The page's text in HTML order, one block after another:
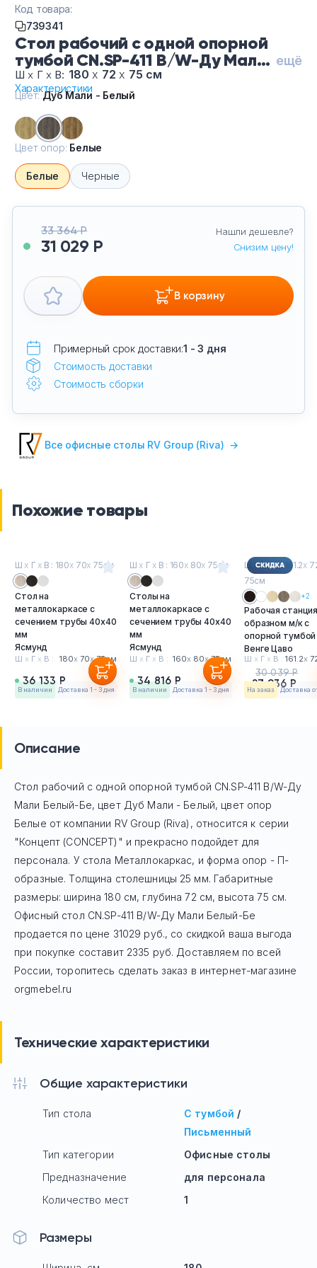
Стол рабочий с одной опорной
тумбой CN.SP-411 B/W-Ду Мали
Белый-Бе, цвет Дуб Мали -
Белый, цвет опор Белые
ещё
Ш х Г х В: 180 х 72 х 75 см
Характеристики
Код товара:
739341
33 364 Р
31 029 Р
Нашли дешевле?
Снизим цену!
В корзину
Примерный срок доставки:1 - 3 дня
Стоимость доставки
Стоимость сборки
Цвет:Дуб Мали - Белый
Цвет опор: Белые
Белые Черные
Все офисные столы RV Group (Riva) →
Похожие товары
Ш х Г х В : 180х 70х 75см
Стол на
металлокаркасе с
сечением трубы 40х40
мм
Ясмунд
Ш х Г х В : 180х 70х75см
36 133 Р
в наличии Доставка 1 - 3 дня
Ш х Г х В : 160х 80х 75см
Столы на
металлокаркасе с
сечением трубы 40х40
мм
Ясмунд
Ш х Г х В : 160х 80х75см
34 816 Р
в наличии Доставка 1 - 3 дня
Ш хГхВ : 161.2х
75см
+2
Рабочая
образном м/к с
опорной тумбой
Венге Цаво
Ш х Г х В : 161.2х
27 936 Р
30 039 Р
На заказ Доставка
Описание
Стол рабочий с одной опорной тумбой CN.SP-411 B/W-Ду
Мали Белый-Бе, цвет Дуб Мали - Белый, цвет опор
Белые от компании RV Group (Riva), относится к серии
"Концепт (CONCEPT)" и прекрасно подойдет для
персонала. У стола Mеталлокаркас, и форма опор - П-
образные. Толщина столешницы 25 мм. Габаритные
размеры: ширина 180 см, глубина 72 см, высота 75 см.
Офисный стол CN.SP-411 B/W-Ду Мали Белый-Бе
продается по цене 31029 руб., со скидкой ваша выгода
при покупке составит 2335 руб. Доставляем по всей
России, торопитесь сделать заказ в интернет-магазине
orgmebel.ru
Технические характеристики
Общие характеристики
Тип стола С тумбой /
Письменный
Тип категории
Офисные столы
Предназначение
для персонала
Количество мест
1
Размеры
Офисные шкафы
Офисные диваны
Кашпо